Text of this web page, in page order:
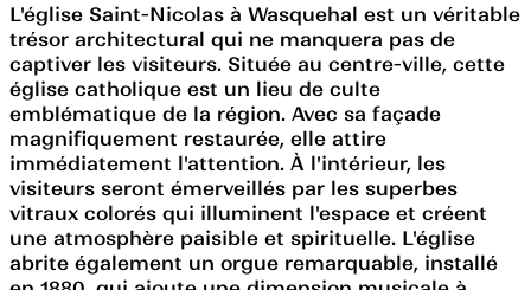
L'église Saint-Nicolas à Wasquehal est un véritable
trésor architectural qui ne manquera pas de
captiver les visiteurs. Située au centre-ville, cette
église catholique est un lieu de culte
emblématique de la région. Avec sa façade
magnifiquement restaurée, elle attire
immédiatement l'attention. À l'intérieur, les
visiteurs seront émerveillés par les superbes
vitraux colorés qui illuminent l'espace et créent
une atmosphère paisible et spirituelle. L'église
abrite également un orgue remarquable, installé